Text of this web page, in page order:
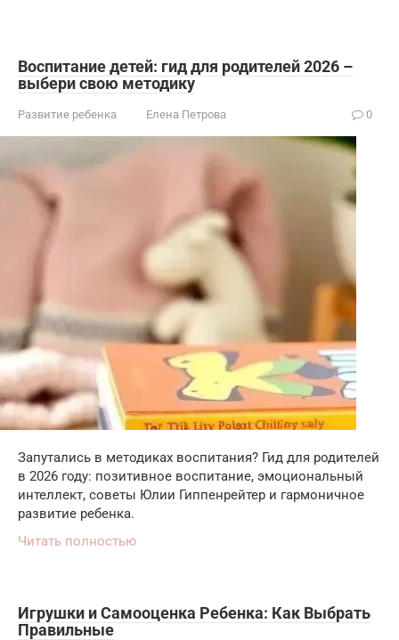
Воспитание детей: гид для родителей 2026 –
выбери свою методику
Развитие ребенка Елена Петрова 0
Запутались в методиках воспитания? Гид для родителей
в 2026 году: позитивное воспитание, эмоциональный
интеллект, советы Юлии Гиппенрейтер и гармоничное
развитие ребенка.
Читать полностью
Игрушки и Самооценка Ребенка: Как Выбрать
Правильные